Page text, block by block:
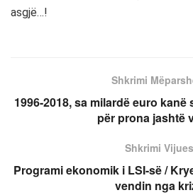
asgjë…!
Shkrimi
1996-2018, sa milardë euro
për prona jashtë
Shkrimi Vijues
Programi ekonomik i LSI-së /
vendin nga